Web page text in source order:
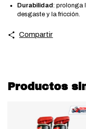
Durabilidad: prolonga
desgaste y la fricción.
Compartir
Productos